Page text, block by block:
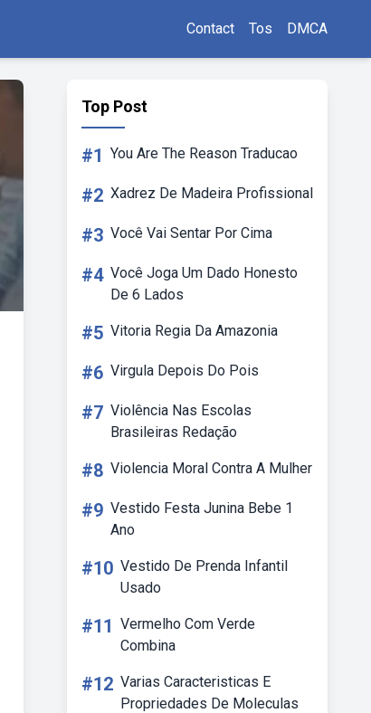
Contact Tos DMCA
Top Post
#1 You Are The Reason Traducao
#2 Xadrez De Madeira Profissional
#3 Você Vai Sentar Por Cima
#4 Você Joga Um Dado Honesto
De 6 Lados
#5 Vitoria Regia Da Amazonia
#6 Virgula Depois Do Pois
#7 Violência Nas Escolas
Brasileiras Redação
#8 Violencia Moral Contra A Mulher
#9 Vestido Festa Junina Bebe 1
Ano
#10 Vestido De Prenda Infantil
Usado
#11 Vermelho Com Verde
Combina
#12 Varias Caracteristicas E
Propriedades De Moleculas